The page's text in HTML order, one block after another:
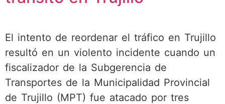
El intento de reordenar el tráfico en Trujillo
resultó en un violento incidente cuando un
fiscalizador de la Subgerencia de
Transportes de la Municipalidad Provincial
de Trujillo (MPT) fue atacado por tres